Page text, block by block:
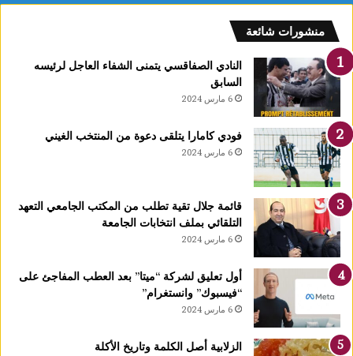
العلاجات
منشورات شائعة
النادي الصفاقسي يتمنى الشفاء العاجل لرئيسه
السابق
6 مارس 2024
فودي كامارا يتلقى دعوة من المنتخب الغيني
6 مارس 2024
قائمة جلال تقية تطلب من المكتب الجامعي التعهد
التلقائي بملف انتخابات الجامعة
6 مارس 2024
أول تعليق لشركة “ميتا” بعد العطب المفاجئ على
“فيسبوك” وانستغرام”
6 مارس 2024
الزلابية أصل الكلمة وتاريخ الأكلة